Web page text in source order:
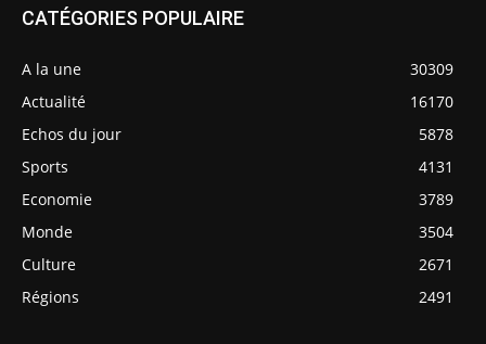
CATÉGORIES POPULAIRE
A la une
30309
Actualité
16170
Echos du jour
5878
Sports
4131
Economie
3789
Monde
3504
Culture
2671
Régions
2491